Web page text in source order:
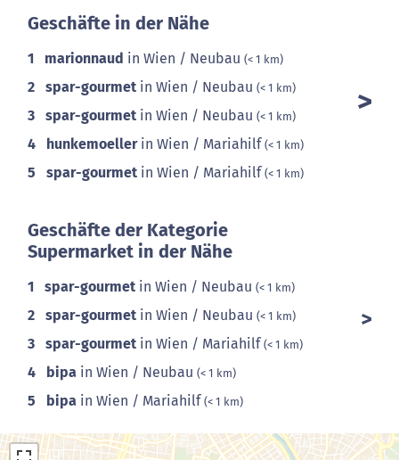
Geschäfte in der Nähe
1 marionnaud in Wien / Neubau (< 1 km)
2 spar-gourmet in Wien / Neubau (< 1 km)
3 spar-gourmet in Wien / Neubau (< 1 km)
4 hunkemoellerin Wien / Mariahilf(< 1 km)
5 spar-gourmet in Wien / Mariahilf(< 1 km)
Geschäfte der Kategorie
Supermarket in der Nähe
1 spar-gourmet in Wien / Neubau (< 1 km)
2 spar-gourmet in Wien / Neubau (< 1 km)
3 spar-gourmet in Wien / Mariahilf(< 1 km)
4 bipa in Wien / Neubau (< 1 km)
5 bipa in Wien / Mariahilf(< 1 km)